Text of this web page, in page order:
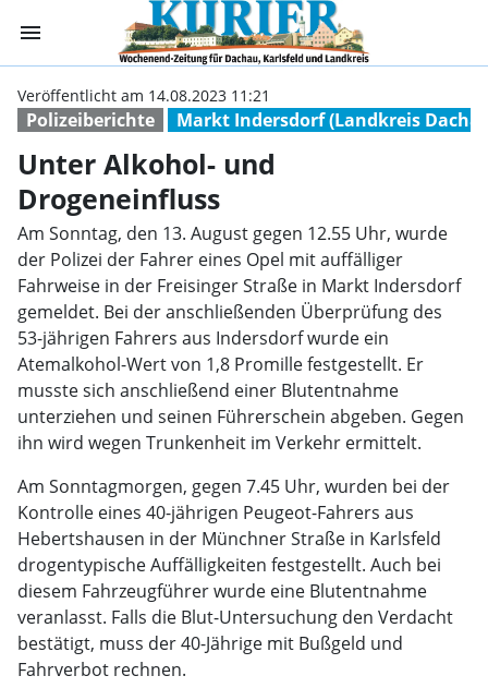
menu Unter Alkohol-
Polizeiberichte Markt Indersdorf (Landkreis
Veröffentlicht am 14.08.2023 11:21
Unter Alkohol- und
Drogeneinfluss
Am Sonntag, den 13. August gegen 12.55 Uhr, wurde
der Polizei der Fahrer eines Opel mit auffälliger
Fahrweise in der Freisinger Straße in Markt Indersdorf
gemeldet. Bei der anschließenden Überprüfung des
53-jährigen Fahrers aus Indersdorf wurde ein
Atemalkohol-Wert von 1,8 Promille festgestellt. Er
musste sich anschließend einer Blutentnahme
unterziehen und seinen Führerschein abgeben. Gegen
ihn wird wegen Trunkenheit im Verkehr ermittelt.
Am Sonntagmorgen, gegen 7.45 Uhr, wurden bei der
Kontrolle eines 40-jährigen Peugeot-Fahrers aus
Hebertshausen in der Münchner Straße in Karlsfeld
drogentypische Auffälligkeiten festgestellt. Auch bei
diesem Fahrzeugführer wurde eine Blutentnahme
veranlasst. Falls die Blut-Untersuchung den Verdacht
bestätigt, muss der 40-Jährige mit Bußgeld und
Fahrverbot rechnen.